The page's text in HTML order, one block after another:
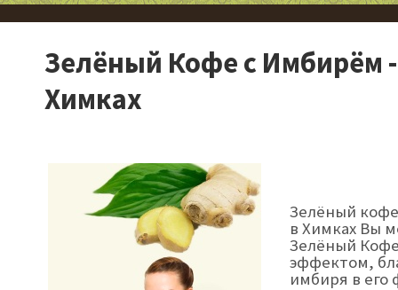
Зелёный Кофе с Имбирём
Химках
Зелёный
в Химках Вы
Зелёный
эффектом,
имбиря в его